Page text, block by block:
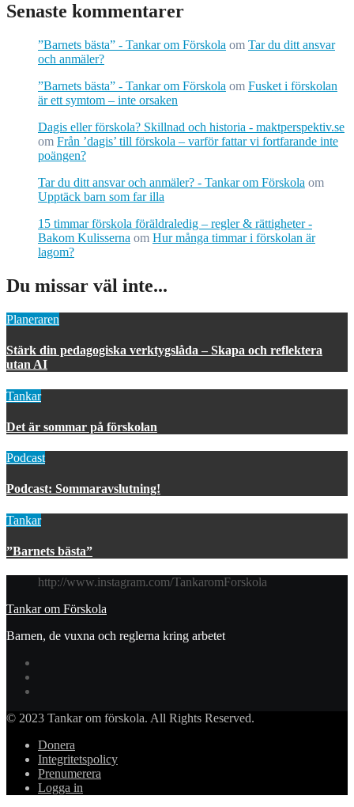
Senaste kommentarer
”Barnets bästa” - Tankar om Förskola om Tar du ditt ansvar
och anmäler?
”Barnets bästa” - Tankar om Förskola om Fusket i förskolan
är ett symtom – inte orsaken
Dagis eller förskola? Skillnad och historia - maktperspektiv.se
om Från ’dagis’ till förskola – varför fattar vi fortfarande inte
poängen?
Tar du ditt ansvar och anmäler? - Tankar om Förskola om
Upptäck barn som far illa
15 timmar förskola föräldraledig – regler & rättigheter -
Bakom Kulisserna om Hur många timmar i förskolan är
lagom?
Du missar väl inte...
Planeraren
Stärk din pedagogiska verktygslåda – Skapa och reflektera
utan AI
Tankar
Det är sommar på förskolan
Podcast
Podcast: Sommaravslutning!
Tankar
”Barnets bästa”
http://www.instagram.com/TankaromForskola
Tankar om Förskola
Barnen, de vuxna och reglerna kring arbetet
© 2023 Tankar om förskola. All Rights Reserved.
Donera
Integritetspolicy
Prenumerera
Logga in